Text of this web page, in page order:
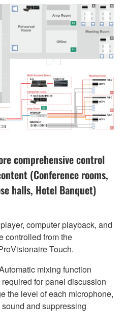
comprehensive control
(Conference rooms,
halls, Hotel Banquet)
computer playback, and
controlled from the
Touch.
mixing function
for panel discussion
the level of each microphone,
and suppressing